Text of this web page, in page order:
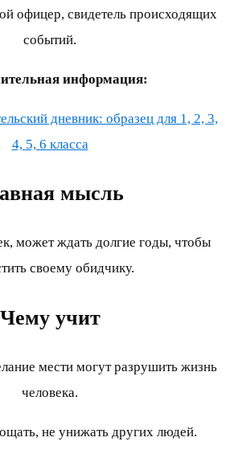
офицер, свидетель происходящих
событий.
информация:
дневник: образец для 1, 2, 3,
4, 5, 6 класса
мысль
может ждать долгие годы, чтобы
своему обидчику.
Чему учит
мести могут разрушить жизнь
человека.
не унижать других людей.